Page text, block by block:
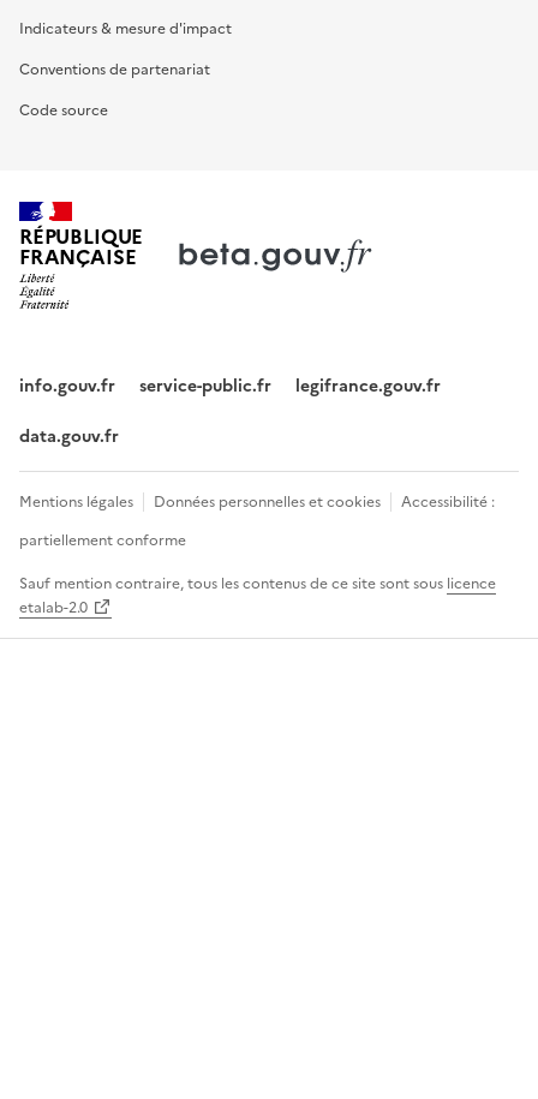
Indicateurs & mesure d'impact
Conventions de partenariat
Code source
RÉPUBLIQUE
FRANÇAISE
info.gouv.fr service-public.fr
legifrance.gouv.fr
data.gouv.fr
Mentions légales Données personnelles et cookies
Accessibilité :
partiellement conforme
Sauf mention contraire, tous les contenus de ce site sont sous licence
etalab-2.0